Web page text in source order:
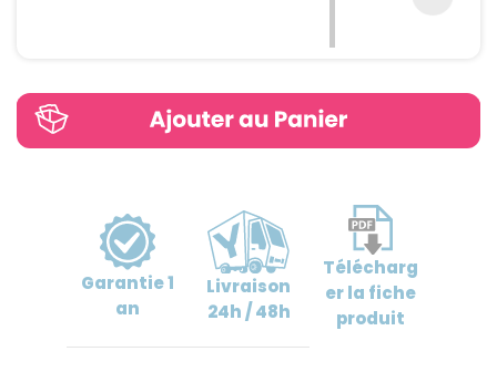
Garantie1
an
Livraison
24h / 48h
Télécharg
erla fiche
produit